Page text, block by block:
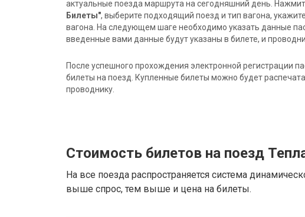
актуальные поезда маршрута на сегодняшний день.
Билеты", выберите подходящий поезд и тип вагона,
вагона. На следующем шаге необходимо указать данные
введенные вами данные будут указаны в билете, и
После успешного прохождения электронной регистрации
билеты на поезд. Купленные билеты можно будет
проводнику.
Стоимость билетов на поезд
На все поезда распространяется система
выше спрос, тем выше и цена на билеты.